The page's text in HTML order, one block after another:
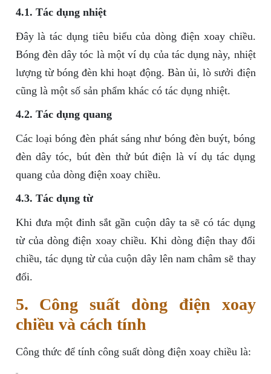
4.1. Tác dụng nhiệt
Đây là tác dụng tiêu biểu của dòng điện xoay chiều.
Bóng đèn dây tóc là một ví dụ của tác dụng này, nhiệt
lượng từ bóng đèn khi hoạt động. Bàn ủi, lò sưởi điện
cũng là một số sản phẩm khác có tác dụng nhiệt.
4.2. Tác dụng quang
Các loại bóng đèn phát sáng như bóng đèn buýt, bóng
đèn dây tóc, bút đèn thử bút điện là ví dụ tác dụng
quang của dòng điện xoay chiều.
4.3. Tác dụng từ
Khi đưa một đinh sắt gần cuộn dây ta sẽ có tác dụng
từ của dòng điện xoay chiều. Khi dòng điện thay đổi
chiều, tác dụng từ của cuộn dây lên nam châm sẽ thay
đổi.
5. Công suất dòng điện xoay
chiều và cách tính
Công thức để tính công suất dòng điện xoay chiều là: